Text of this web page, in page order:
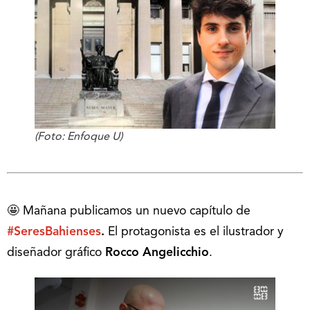
(Foto: Enfoque U)
🤩 Mañana publicamos un nuevo capítulo de
#SeresBahienses. El protagonista es el ilustrador y
diseñador gráfico Rocco Angelicchio.